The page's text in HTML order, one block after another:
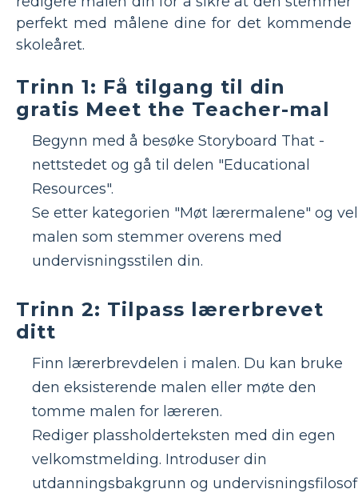
perfekt med målene dine for det kommende
skoleåret.
Trinn 1: Få tilgang til din
gratis Meet the Teacher-mal
Begynn med å besøke Storyboard That -
nettstedet og gå til delen "Educational
Resources".
Se etter kategorien "Møt lærermalene" og
malen som stemmer overens med
undervisningsstilen din.
Trinn 2: Tilpass lærerbrevet
ditt
Finn lærerbrevdelen i malen. Du kan bruke
den eksisterende malen eller møte den
tomme malen for læreren.
Rediger plassholderteksten med din egen
velkomstmelding. Introduser din
utdanningsbakgrunn og